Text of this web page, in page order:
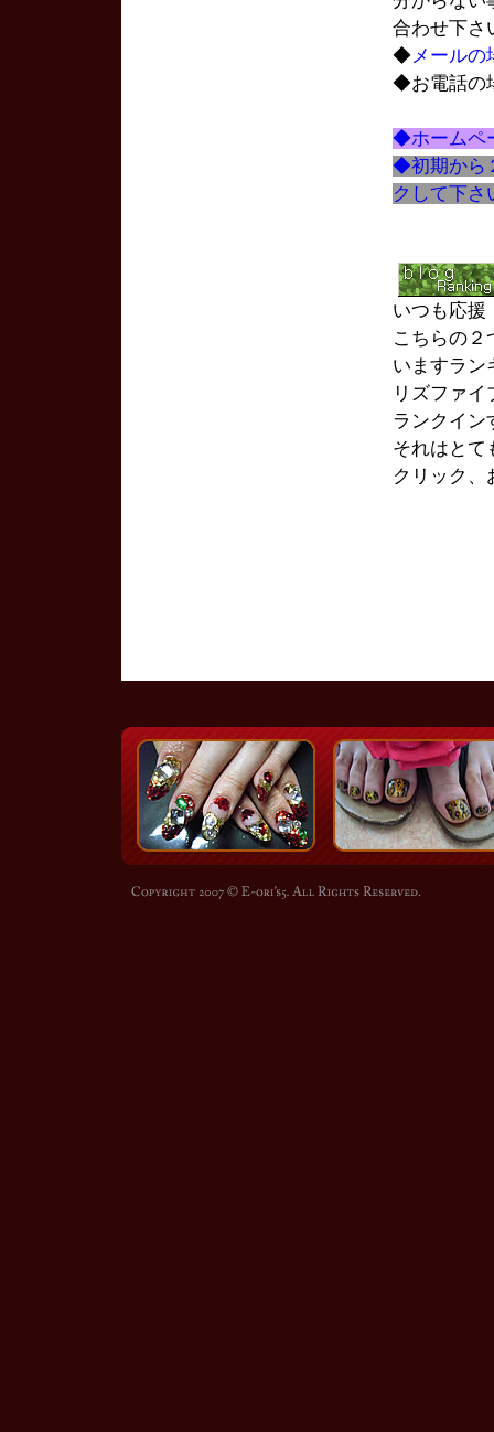
合わせ下さ
◆メールの
◆お電話の
◆ホームペ
◆初期から
クして下さ
いつも応援
こちらの２
いますラン
リズファ
ランクイン
それはとて
クリック、